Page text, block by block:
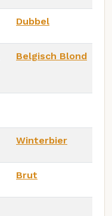
Dubbel
Belgisch Blond
Winterbier
Brut